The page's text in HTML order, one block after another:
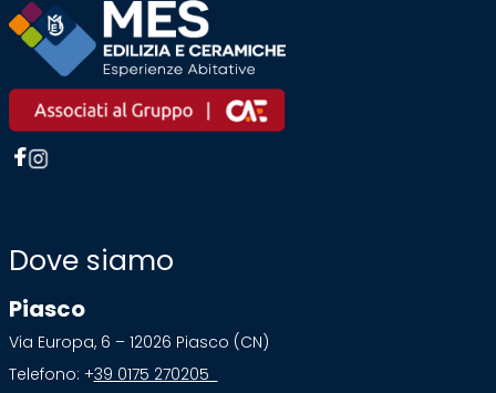
Dove siamo
Piasco
Via Europa, 6 – 12026 Piasco (CN)
Telefono: +39 0175 270205